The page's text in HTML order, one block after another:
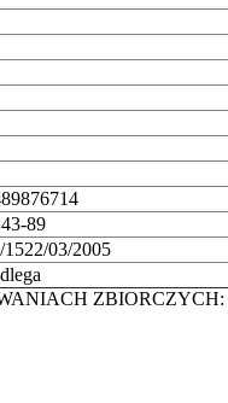
89
03/2005
ZBIORCZYCH: 20l,